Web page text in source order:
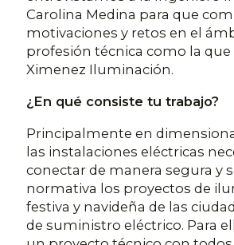
Carolina Medina para que
motivaciones y retos en el
profesión técnica como la que
Ximenez Iluminación.
¿En qué consiste tu trabajo?
Principalmente en
las instalaciones eléctricas
conectar de manera segura y
normativa los proyectos de
festiva y navideña de las
de suministro eléctrico. Para